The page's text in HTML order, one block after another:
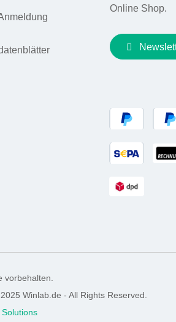
Online Shop.
vorbehalten.
Winlab.de - All Rights Reserved.